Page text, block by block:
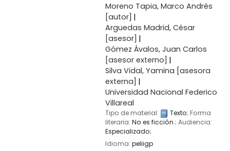
Moreno Tapia, Marco Andrés
[autor]
Arguedas Madrid, César
[asesor]
Gómez Ávalos, Juan Carlos
[asesor externo]
Silva Vidal, Yamina [asesora
externa]
Universidad Nacional Federico
Villareal
Tipo de material: Texto; Forma
literaria: No es ficción ; Audiencia:
Especializado;
Idioma: peliigp